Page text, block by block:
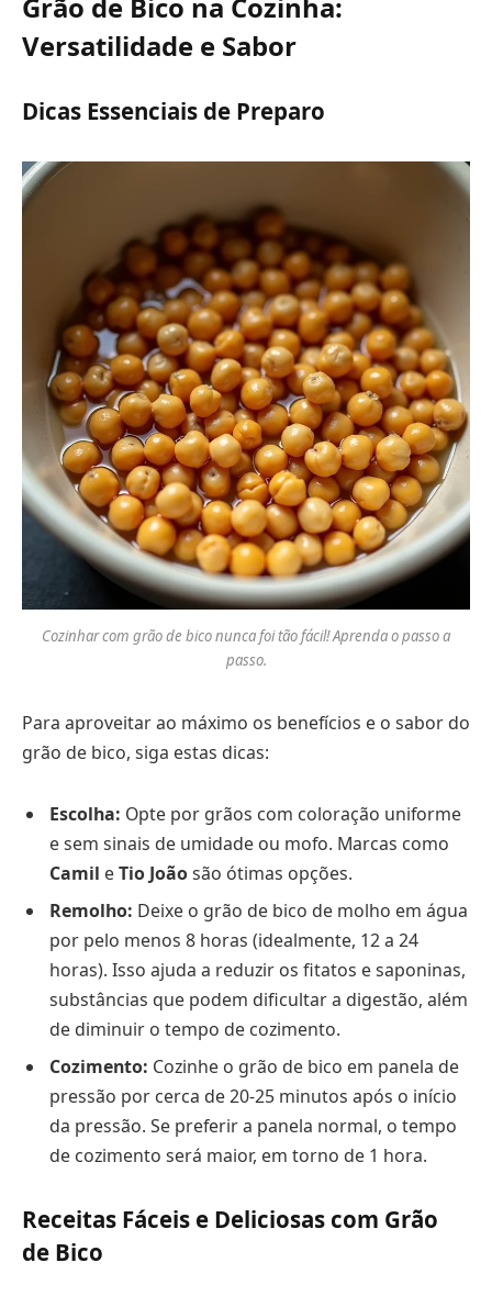
Versatilidade e Sabor
Dicas Essenciais de Preparo
Cozinhar com grão de bico nunca foi tão fácil! Aprenda o passo a
passo.
Para aproveitar ao máximo os benefícios e o sabor do
grão de bico, siga estas dicas:
Escolha: Opte por grãos com coloração uniforme
e sem sinais de umidade ou mofo. Marcas como
Camil eTio Joãosão ótimas opções.
Remolho: Deixe o grão de bico de molho em água
por pelo menos 8 horas (idealmente, 12 a 24
horas). Isso ajuda a reduzir os fitatos e saponinas,
substâncias que podem dificultar a digestão, além
de diminuir o tempo de cozimento.
Cozimento: Cozinhe o grão de bico em panela de
pressão por cerca de 20-25 minutos após o início
da pressão. Se preferir a panela normal, o tempo
de cozimento será maior, em torno de 1 hora.
Receitas Fáceis e Deliciosas com Grão
de Bico